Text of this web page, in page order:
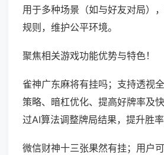
用于多种场景（如与好友对局）
规则，维护公平环境。
聚焦相关游戏功能优势与特色！
雀神广东麻将有挂吗；支持透视
策略、暗杠优化、提高好牌率及
过AI算法调整牌局结果，提升胜率
微信财神十三张果然有挂；用户